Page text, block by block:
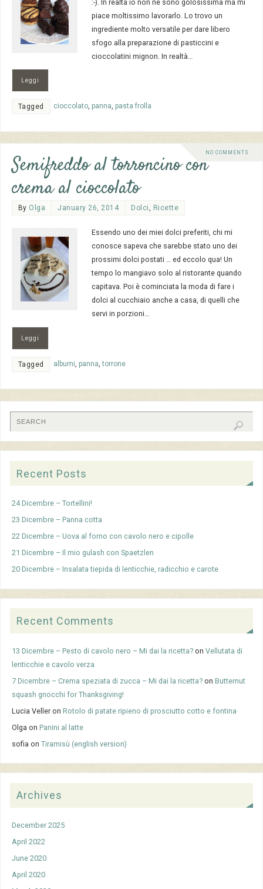
:-). In realtà io non ne sono golosissima ma mi
piace moltissimo lavorarlo. Lo trovo un
ingrediente molto versatile per dare libero
sfogo alla preparazione di pasticcini e
cioccolatini mignon. In realtà…
Leggi
Tagged cioccolato, panna, pasta frolla
NO COMMENTS
Semifreddo al torroncino con
crema al cioccolato
By Olga January 26, 2014 Dolci, Ricette
Essendo uno dei miei dolci preferiti, chi mi
conosce sapeva che sarebbe stato uno dei
prossimi dolci postati … ed eccolo qua! Un
tempo lo mangiavo solo al ristorante quando
capitava. Poi è cominciata la moda di fare i
dolci al cucchiaio anche a casa, di quelli che
servi in porzioni…
Leggi
Tagged albumi panna ,torrone
Recent Posts
24 Dicembre – Tortellini!
23 Dicembre – Panna cotta
22 Dicembre – Uova al forno con cavolo nero e cipolle
21 Dicembre – Il mio gulash con Spaetzlen
20 Dicembre – Insalata tiepida di lenticchie, radicchio e carote
Recent Comments
13 Dicembre – Pesto di cavolo nero – Mi dai la ricetta? onVellutata di
lenticchie e cavolo verza
7 Dicembre – Crema speziata di zucca – Mi dai la ricetta? onButternut
squash gnocchi for Thanksgiving!
Lucia Veller onRotolo di patate ripieno di prosciutto cotto e fontina
Olga onPanini al latte
sofia onTiramisù (english version)
Archives
December 2025
April 2022
June 2020
April 2020